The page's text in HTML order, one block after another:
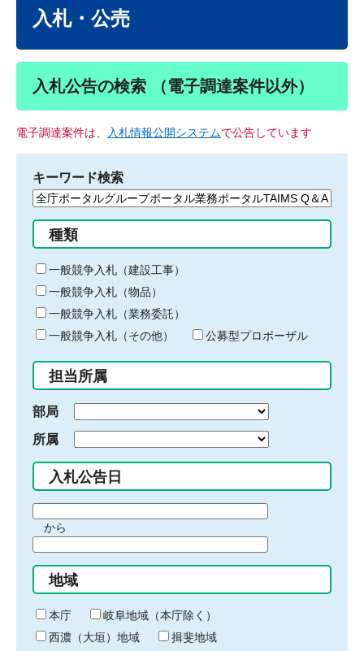
入札・公売
入札公告の検索 （電子調達案件以外）
電子調達案件は、 入札情報公開システムで公告しています
キーワード検索
検
る
キ
ー
ワ
ー
ド
入
力
種類
一般競争入札（建設工事）
一般競争入札（物品）
一般競争入札（業務委託）
一般競争入札（その他）
公募型プロポーザル
担当所属
部局
所属
入札公告日
間
始
り
から
間
終
わ
り
地域
本庁
岐阜地域（本庁除く）
西濃（大垣）地域
揖斐地域